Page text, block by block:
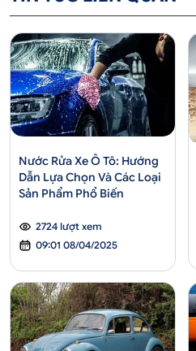
Nước Rửa Xe Ô Tô: Hướng
Dẫn Lựa Chọn Và Các Loại
Sản Phẩm Phổ Biến
2724 lượt xem
09:01 08/04/2025